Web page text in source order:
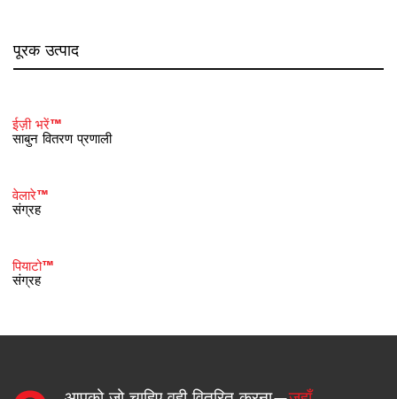
पूरक उत्पाद
ईज़ी भरें™
साबुन वितरण प्रणाली
वेलारे™
संग्रह
पियाटो™
संग्रह